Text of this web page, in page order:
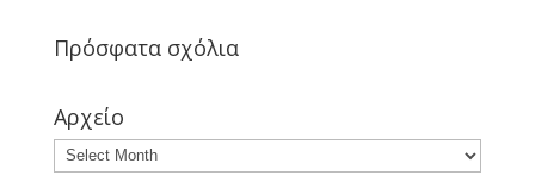
Πρόσφατα σχόλια
Αρχείο